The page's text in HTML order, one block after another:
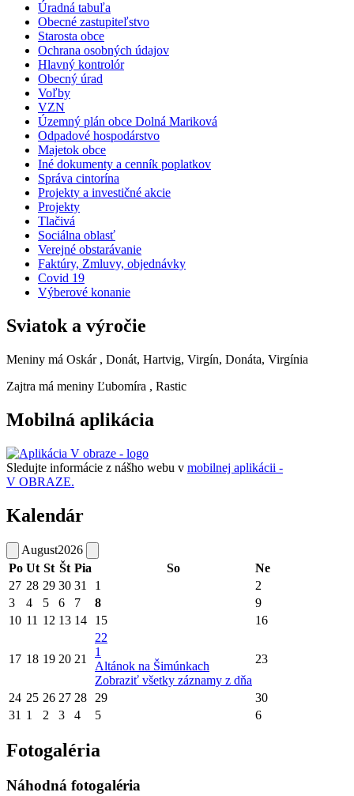
Úradná tabuľa
Obecné zastupiteľstvo
Starosta obce
Ochrana osobných údajov
Hlavný kontrolór
Obecný úrad
Voľby
VZN
Územný plán obce Dolná Mariková
Odpadové hospodárstvo
Majetok obce
Iné dokumenty a cenník poplatkov
Správa cintorína
Projekty a investičné akcie
Projekty
Tlačivá
Sociálna oblasť
Verejné obstarávanie
Faktúry, Zmluvy, objednávky
Covid 19
Výberové konanie
Sviatok a výročie
Meniny má Oskár , Donát, Hartvig, Virgín, Donáta, Virgínia
Zajtra má meniny Ľubomíra , Rastic
Mobilná aplikácia
Sledujte informácie z nášho webu v mobilnej aplikácii -
V OBRAZE.
Kalendár
August2026
Po Ut St Št Pia So
Ne
27 28 29 30 31 1
2
3
4 5 6 7 8
9
10 11 12 13 14 15 16
17 18 19 20 21
22
1
Altánok na Šimúnkach
Zobraziť všetky záznamy z dňa
23
24 25 26 27 28 29
30
31 1 2 3 4 5 6
Fotogaléria
Náhodná fotogaléria